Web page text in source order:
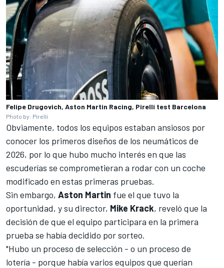
Felipe Drugovich, Aston Martin Racing, Pirelli test Barcelona
Photo by: Pirelli
Obviamente, todos los equipos estaban ansiosos por
conocer los primeros diseños de los neumáticos de
2026, por lo que hubo mucho interés en que las
escuderías se comprometieran a rodar con un coche
modificado en estas primeras pruebas.
Sin embargo, Aston Martin fue el que tuvo la
oportunidad, y su director, Mike Krack, reveló que la
decisión de que el equipo participara en la primera
prueba se había decidido por sorteo.
"Hubo un proceso de selección - o un proceso de
lotería - porque había varios equipos que querían